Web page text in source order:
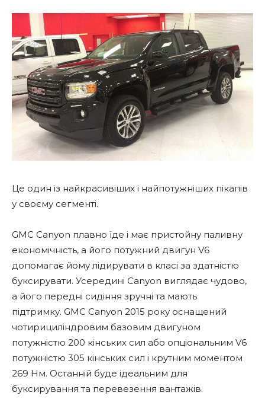
Це один із найкрасивіших і найпотужніших пікапів
у своєму сегменті.
GMC Canyon плавно їде і має пристойну паливну
економічність, а його потужний двигун V6
допомагає йому лідирувати в класі за здатністю
буксирувати. Усередині Canyon виглядає чудово,
а його передні сидіння зручні та мають
підтримку. GMC Canyon 2015 року оснащений
чотирициліндровим базовим двигуном
потужністю 200 кінських сил або опціональним V6
потужністю 305 кінських сил і крутним моментом
269 Нм. Останній буде ідеальним для
буксирування та перевезення вантажів.